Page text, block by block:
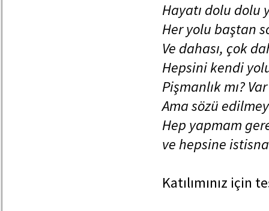
Hayatı dolu dolu
Her yolu baştan
Ve dahası, çok
Hepsini kendi
Pişmanlık mı?
Ama sözü
Hep yapmam
ve hepsine
Katılımınız için